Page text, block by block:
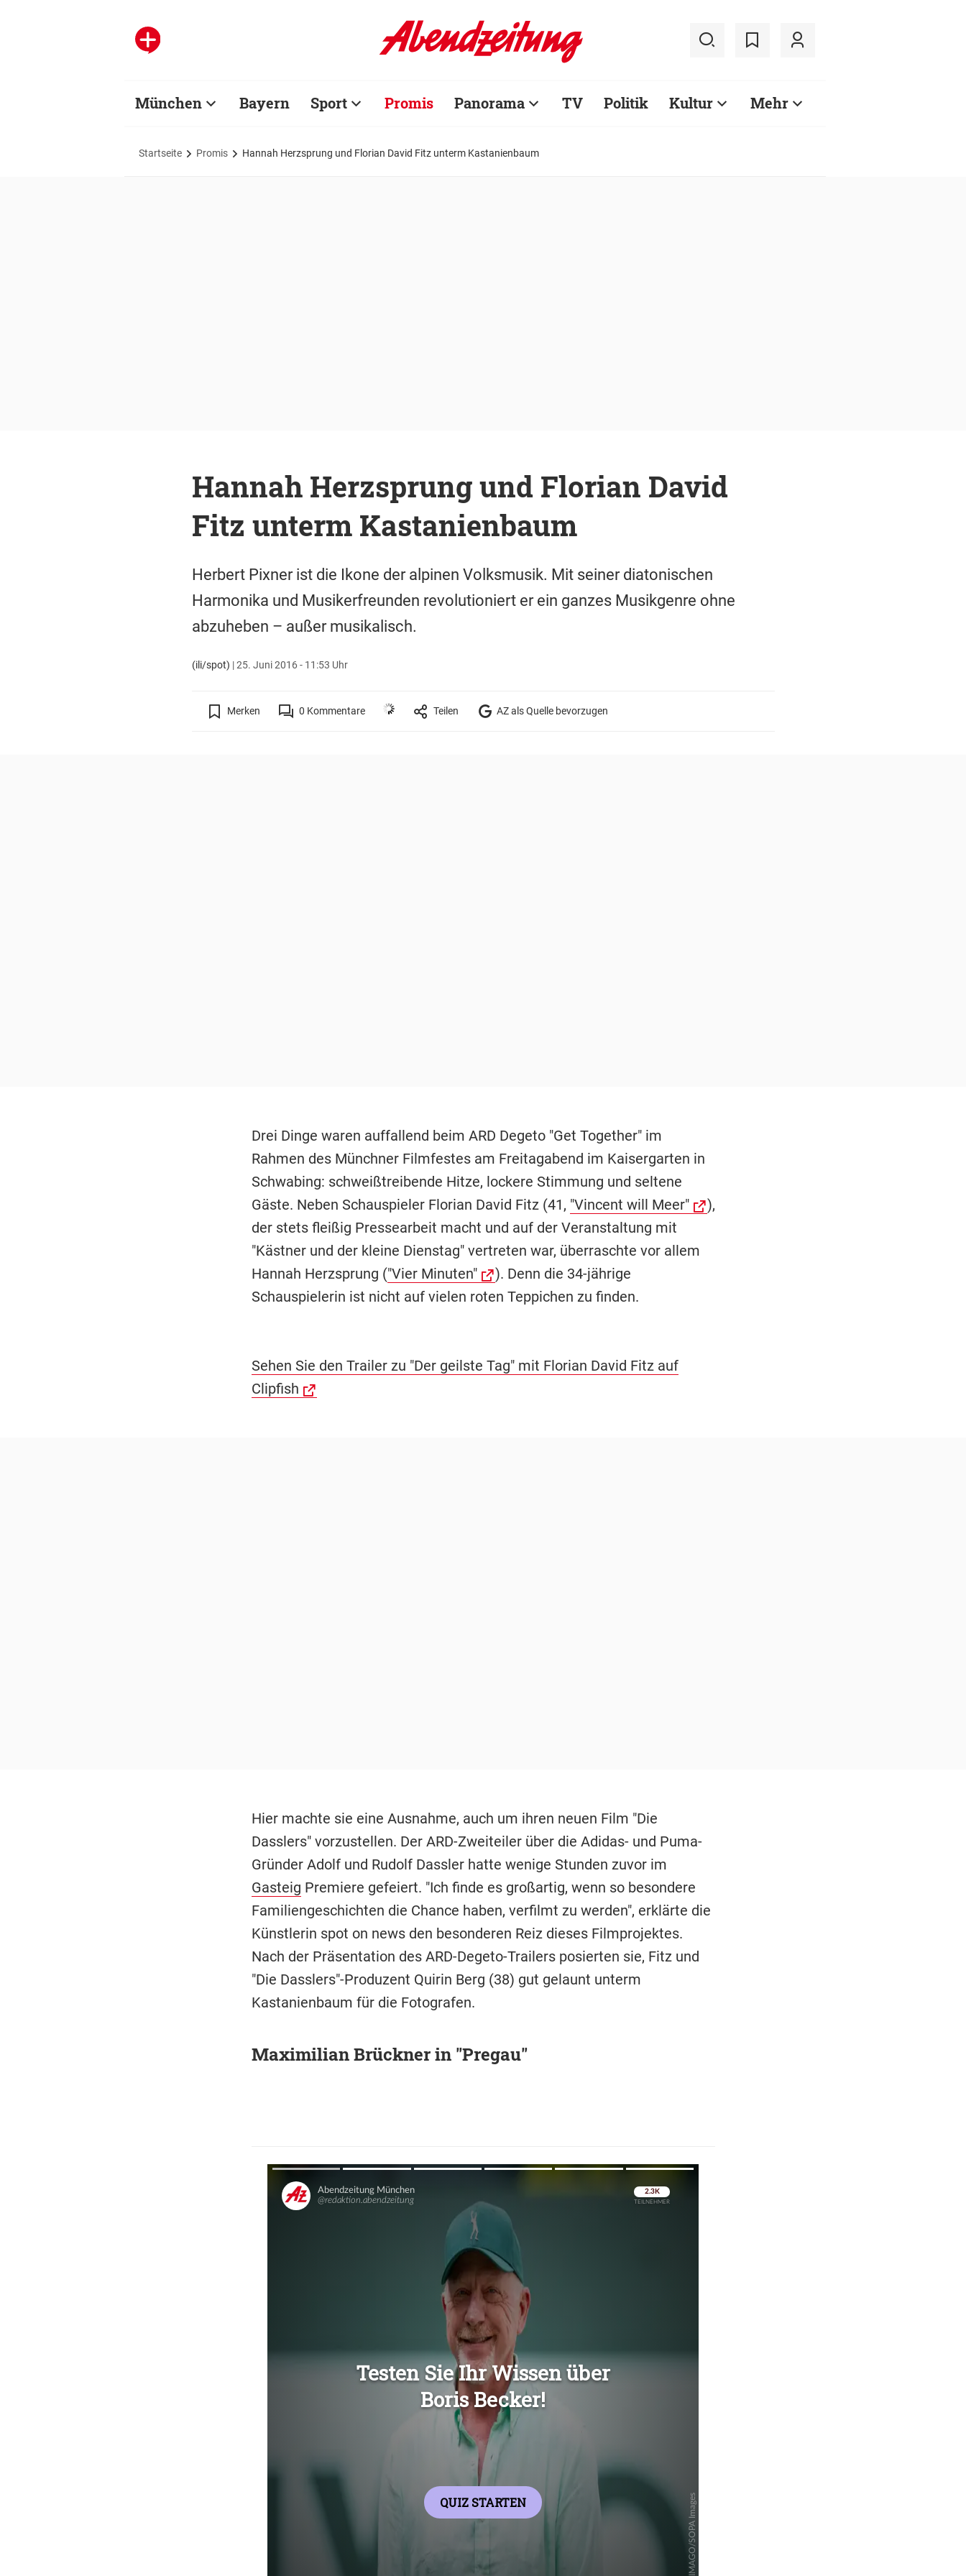
München Bayern Sport Promis Panorama TV Politik Kultur Mehr
Startseite Promis Hannah Herzsprung und Florian David Fitz unterm Kastanienbaum
Hannah Herzsprung und Florian David
Fitz unterm Kastanienbaum
Herbert Pixner ist die Ikone der alpinen Volksmusik. Mit seiner diatonischen
Harmonika und Musikerfreunden revolutioniert er ein ganzes Musikgenre ohne
abzuheben – außer musikalisch.
(ili/spot) |25. Juni 2016 - 11:53 Uhr
Merken 0 Kommentare Teilen AZ als Quelle bevorzugen
Drei Dinge waren auffallend beim ARD Degeto "Get Together" im
Rahmen des Münchner Filmfestes am Freitagabend im Kaisergarten in
Schwabing: schweißtreibende Hitze, lockere Stimmung und seltene
Gäste. Neben Schauspieler Florian David Fitz (41, "Vincent will Meer"
),
der stets fleißig Pressearbeit macht und auf der Veranstaltung mit
"Kästner und der kleine Dienstag" vertreten war, überraschte vor allem
Hannah Herzsprung ("Vier Minuten"
). Denn die 34-jährige
Schauspielerin ist nicht auf vielen roten Teppichen zu finden.
Sehen Sie den Trailer zu "Der geilste Tag" mit Florian David Fitz auf
Clipfish
Hier machte sie eine Ausnahme, auch um ihren neuen Film "Die
Dasslers" vorzustellen. Der ARD-Zweiteiler über die Adidas- und Puma-
Gründer Adolf und Rudolf Dassler hatte wenige Stunden zuvor im
Gasteig Premiere gefeiert. "Ich finde es großartig, wenn so besondere
Familiengeschichten die Chance haben, verfilmt zu werden", erklärte die
Künstlerin spot on news den besonderen Reiz dieses Filmprojektes.
Nach der Präsentation des ARD-Degeto-Trailers posierten sie, Fitz und
"Die Dasslers"-Produzent Quirin Berg (38) gut gelaunt unterm
Kastanienbaum für die Fotografen.
Maximilian Brückner in "Pregau"
Überspringen